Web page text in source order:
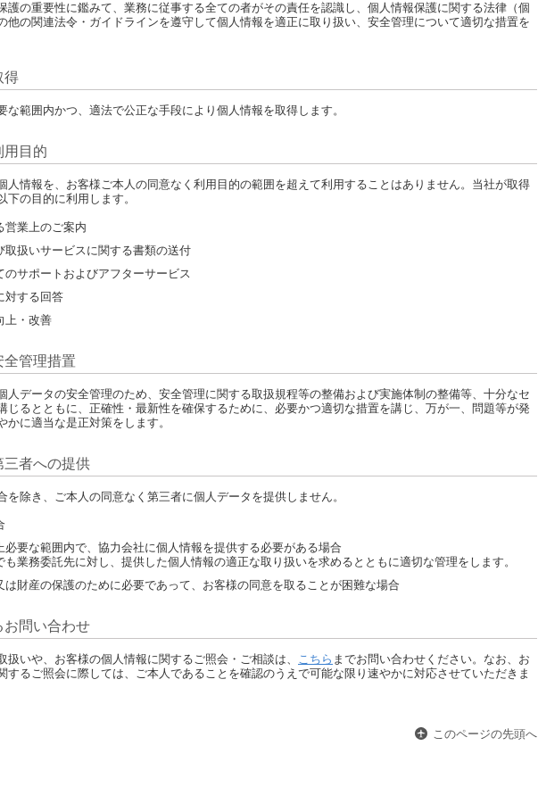
護の重要性に鑑みて、業務に従事する全ての者がその責任を認識し、個人情報保護に関する法律（個
他の関連法令・ガイドラインを遵守して個人情報を適正に取り扱い、安全管理について適切な措置を
得
な範囲内かつ、適法で公正な手段により個人情報を取得します。
用目的
人情報を、お客様ご本人の同意なく利用目的の範囲を超えて利用することはありません。当社が取得
下の目的に利用します。
営業上のご案内
取扱いサービスに関する書類の送付
のサポートおよびアフターサービス
対する回答
上・改善
全管理措置
人データの安全管理のため、安全管理に関する取扱規程等の整備および実施体制の整備等、十分なセ
じるとともに、正確性・最新性を確保するために、必要かつ適切な措置を講じ、万が一、問題等が発
かに適当な是正対策をします。
三者への提供
を除き、ご本人の同意なく第三者に個人データを提供しません。
必要な範囲内で、協力会社に個人情報を提供する必要がある場合
も業務委託先に対し、提供した個人情報の適正な取り扱いを求めるとともに適切な管理をします。
は財産の保護のために必要であって、お客様の同意を取ることが困難な場合
お問い合わせ
扱いや、お客様の個人情報に関するご照会・ご相談は、 こちら までお問い合わせください。なお、お
するご照会に際しては、ご本人であることを確認のうえで可能な限り速やかに対応させていただきま
このページの先頭へ